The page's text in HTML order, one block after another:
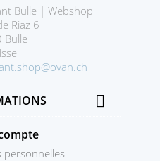
Bulle | Webshop
Riaz 6
Bulle
